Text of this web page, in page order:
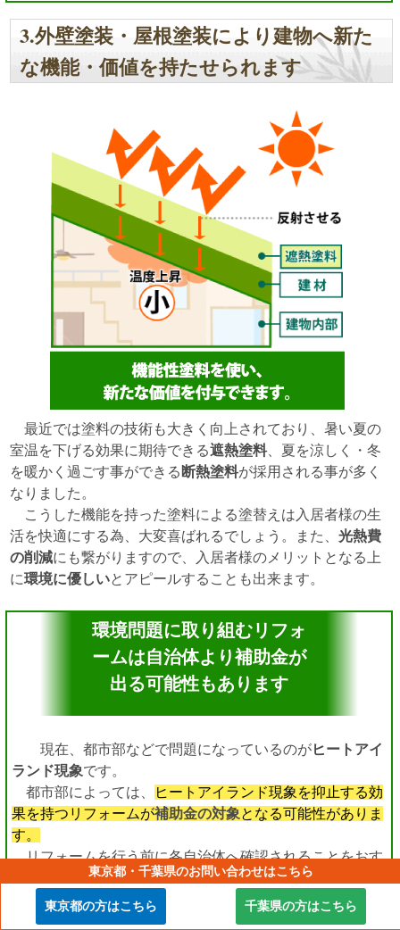
3.外壁塗装・屋根塗装により建物へ新た
な機能・価値を持たせられます
最近では塗料の技術も大きく向上されており、暑い夏の
室温を下げる効果に期待できる遮熱塗料、夏を涼しく・冬
を暖かく過ごす事ができる 断熱塗料が採用される事が多く
なりました。
こうした機能を持った塗料による塗替えは入居者様の生
活を快適にする為、大変喜ばれるでしょう。また、 光熱費
の削減にも繋がりますので、入居者様のメリットとなる上
に環境に優しいとアピールすることも出来ます。
環境問題に取り組むリフォ
ームは自治体より補助金が
出る可能性もあります
現在、都市部などで問題になっているのがヒートアイ
ランド現象です。
都市部によっては、
ヒートアイランド現象を抑止する効
果を持つリフォームが補助金の対象となる可能性がありま
す。
リフォームを行う前に各自治体へ確認されることをおす
すめいたします。
ヒートアイランド現象：
東京都・千葉県のお問い合わせはこちら
東京都の方はこちら 千葉県の方はこちら